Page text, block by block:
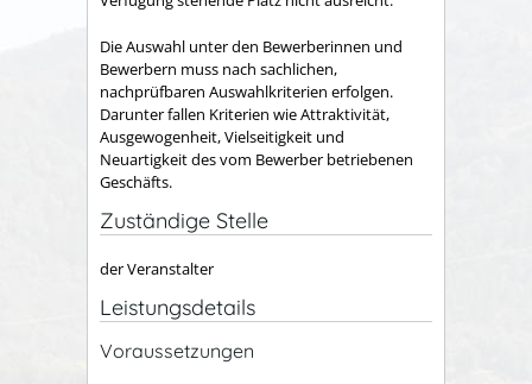
Die Auswahl unter den Bewerberinnen und
Bewerbern muss nach sachlichen,
nachprüfbaren Auswahlkriterien erfolgen.
Darunter fallen Kriterien wie Attraktivität,
Ausgewogenheit, Vielseitigkeit und
Neuartigkeit des vom Bewerber betriebenen
Geschäfts.
Zuständige Stelle
der Veranstalter
Leistungsdetails
Voraussetzungen